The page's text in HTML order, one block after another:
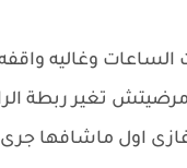
الساعات وغاليه
مرضيتش تغير ربطة
اول ماشافها